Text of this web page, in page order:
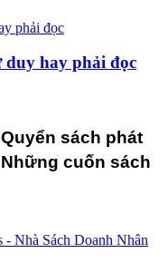
duy hay phải đọc
sách phát
cuốn sách